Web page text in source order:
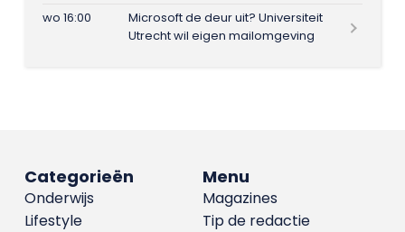
wo 16:00
Microsoft de deur uit? Universiteit
Utrecht wil eigen mailomgeving
Menu
Magazines
Tip de redactie
Categorieën
Onderwijs
Lifestyle